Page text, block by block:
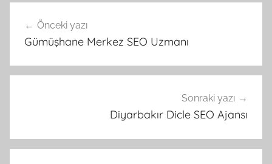
gezinmesi
Önceki yazı
Gümüşhane Merkez SEO Uzmanı
Sonraki yazı
Diyarbakır Dicle SEO Ajansı